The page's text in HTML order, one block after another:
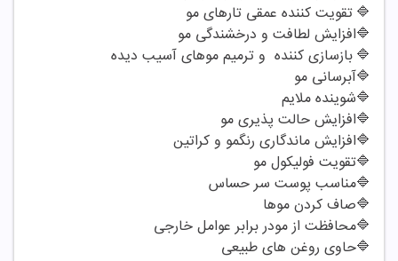
🔷تقویت کننده عمقی تارهای مو
🔷افزایش لطافت و درخشندگی مو
🔷بازسازی کننده و ترمیم موهای آسیب دیده
🔷آبرسانی مو
🔷شوینده ملایم
🔷افزایش حالت پذیری مو
🔷افزایش ماندگاری رنگمو و کراتین
🔷تقویت فولیکول مو
🔷مناسب پوست سر حساس
🔷صاف کردن موها
🔷محافظت از مودر برابر عوامل خارجی
🔷حاوی روغن های طبیعی